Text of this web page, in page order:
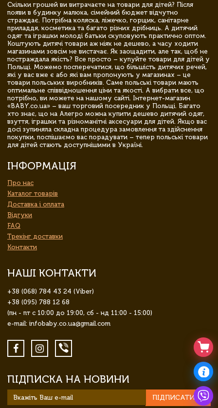
Скільки грошей ви витрачаєте на товари для дітей? Після
появи в будинку малюка, сімейний бюджет відчутно
страждає. Потрібна коляска, ліжечко, горщик, санітарне
приладдя, косметика та багато різних дрібниць. А дитячий
одяг та іграшки молоді батьки скуповують практично оптом.
Коштують дитячі товари аж ніяк не дешево, а часу ходити
магазинами зовсім не вистачає. Як заощадити, але так, щоб не
постраждала якість? Все просто – купуйте товари для дітей у
Польщі. Можемо посперечатися, що більшість дитячих речей,
які у вас вже є або які вам пропонують у магазинах – це
товари польських виробників. Саме польські товари мають
оптимальне співвідношення ціни та якості. А вибрати все, що
потрібно, ви можете на нашому сайті. Інтернет-магазин
«BABY.co.ua» – ваш торговий посередник у Польщі. Багато
хто знає, що на Алегро можна купити дешево дитячий одяг,
взуття, іграшки та різноманітні аксесуари для дітей. Якщо вас
досі зупиняла складна процедура замовлення та здійснення
покупки, поспішаємо вас порадувати – тепер польські товари
для дітей стають доступнішими в Україні.
ІНФОРМАЦІЯ
Про нас
Каталог товарів
Доставка і оплата
Відгуки
FAQ
Трекінг доставки
Контакти
НАШІ КОНТАКТИ
+38 (068) 784 43 24 (Viber)
+38 (095) 788 12 68
(пн - пт с 10:00 до 19:00, сб - нд 11:00 - 15:00)
e-mail: infobaby.co.ua@gmail.com
ПІДПИСКА НА НОВИНИ
ПІДПИСАТИСЯ